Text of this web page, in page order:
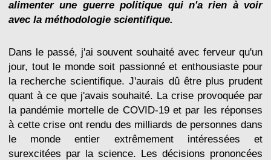
alimenter une guerre politique qui n'a rien à voir
avec la méthodologie scientifique.
Dans le passé, j'ai souvent souhaité avec ferveur qu'un
jour, tout le monde soit passionné et enthousiaste pour
la recherche scientifique. J'aurais dû être plus prudent
quant à ce que j'avais souhaité. La crise provoquée par
la pandémie mortelle de COVID-19 et par les réponses
à cette crise ont rendu des milliards de personnes dans
le monde entier extrêmement intéressées et
surexcitées par la science. Les décisions prononcées